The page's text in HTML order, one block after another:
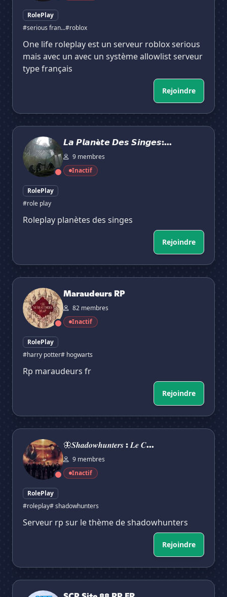
RolePlay
#serious fran...#roblox
One life roleplay est un serveur roblox serious
mais avec un avec un système allowlist serveur
type français
Rejoindre
𝙇𝙖 𝙋𝙡𝙖𝙣è𝙩𝙚 𝘿𝙚𝙨 𝙎𝙞𝙣𝙜𝙚𝙨: 𝙇𝙖 𝙂𝙪𝙚𝙧𝙧𝙚 𝘿𝙚𝙨 𝙋𝙧𝙞𝙢𝙖𝙩𝙚𝙨
𝙇𝙖 𝙋𝙡𝙖𝙣è𝙩𝙚 𝘿𝙚𝙨 𝙎𝙞𝙣𝙜𝙚𝙨:...
9 membres
Inactif
RolePlay
#role play
Roleplay planètes des singes
Rejoindre
Maraudeurs RP
Maraudeurs RP
82 membres
Inactif
RolePlay
#harry potter# hogwarts
Rp maraudeurs fr
Rejoindre
🦋𝑺𝒉𝒂𝒅𝒐𝒘𝒉𝒖𝒏𝒕𝒆𝒓𝒔 : 𝑳𝒆 𝑪𝒐𝒎𝒎𝒆𝒏𝒄𝒆𝒎𝒆𝒏𝒕 [𝑹𝑷]
🦋𝑺𝒉𝒂𝒅𝒐𝒘𝒉𝒖𝒏𝒕𝒆𝒓𝒔 : 𝑳𝒆 𝑪...
9 membres
Inactif
RolePlay
#roleplay# shadowhunters
Serveur rp sur le thème de shadowhunters
Rejoindre
SCP Site 88 RP FR